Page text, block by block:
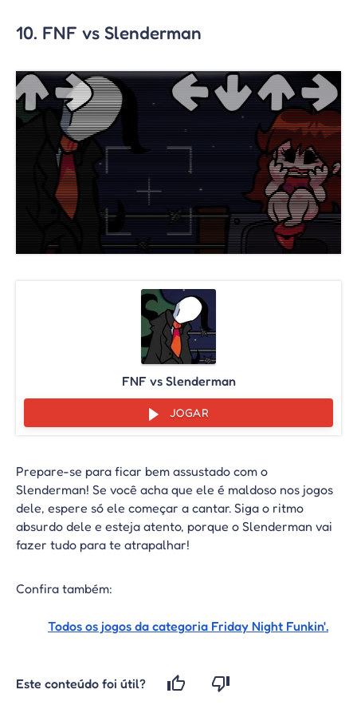
10. FNF vs Slenderman
FNF vs Slenderman
JOGAR
Prepare-se para ficar bem assustado com o
Slenderman! Se você acha que ele é maldoso nos jogos
dele, espere só ele começar a cantar. Siga o ritmo
absurdo dele e esteja atento, porque o Slenderman vai
fazer tudo para te atrapalhar!
Confira também:
Todos os jogos da categoria Friday Night Funkin'.
Este conteúdo foi útil?